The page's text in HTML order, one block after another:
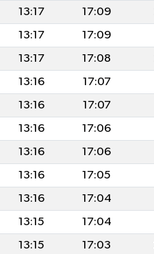
13:17 17:09
13:17 17:09
13:17 17:08
13:16 17:07
13:16 17:07
13:16 17:06
13:16 17:06
13:16 17:05
13:16 17:04
13:15 17:04
13:15 17:03